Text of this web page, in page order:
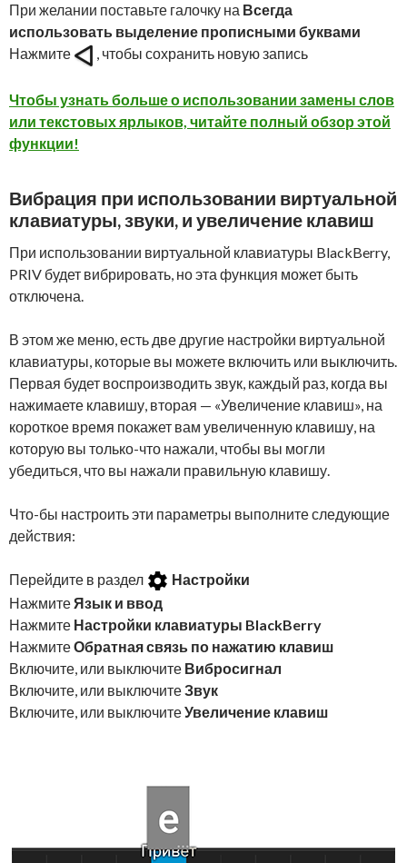
При желании поставьте галочку на Всегда
использовать выделение прописными буквами
Нажмите
, чтобы сохранить новую запись
Чтобы узнать больше о использовании замены слов
или текстовых ярлыков, читайте полный обзор этой
функции!
Вибрация при использовании виртуальной
клавиатуры, звуки, и увеличение клавиш
При использовании виртуальной клавиатуры BlackBerry,
PRIV будет вибрировать, но эта функция может быть
отключена.
В этом же меню, есть две другие настройки виртуальной
клавиатуры, которые вы можете включить или выключить.
Первая будет воспроизводить звук, каждый раз, когда вы
нажимаете клавишу, вторая — «Увеличение клавиш», на
короткое время покажет вам увеличенную клавишу, на
которую вы только-что нажали, чтобы вы могли
убедиться, что вы нажали правильную клавишу.
Что-бы настроить эти параметры выполните следующие
действия:
Перейдите в раздел
Настройки
НажмитеЯзык и ввод
Нажмите Настройки клавиатуры BlackBerry
НажмитеОбратная связь по нажатию клавиш
Включите, или выключите Вибросигнал
Включите, или выключитеЗвук
Включите, или выключитеУвеличение клавиш